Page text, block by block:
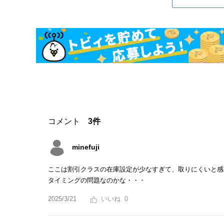
コメント 3件
minefuji
ここは割引クラスの在庫設定が少なすぎて、取りにくいと
タイミングの問題なのかな・・・
2025/3/21 0